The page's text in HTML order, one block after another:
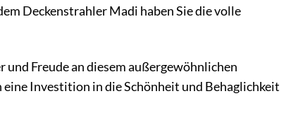
Deckenstrahler Madi haben Sie die volle
Freude an diesem außergewöhnlichen
Investition in die Schönheit und Behaglichkeit